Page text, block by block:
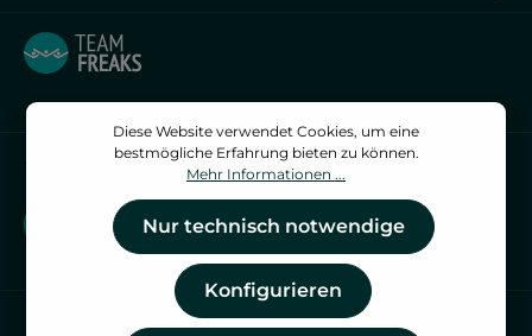
Vertrag widerrufen
Vertrag widerrufen
Diese Website verwendet Cookies, um eine
bestmögliche Erfahrung bieten zu können.
Mehr Informationen ...
Nur technisch notwendige
Konfigurieren